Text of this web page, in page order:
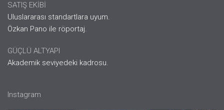
SATIŞ EKİBİ
Uluslararası standartlara uyum.
Özkan Pano ile röportaj.
GÜÇLÜ ALTYAPI
Akademik seviyedeki kadrosu.
Instagram